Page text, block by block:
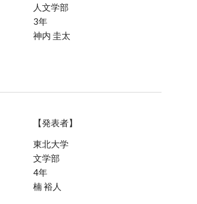
人文学部
3年
神内 圭太
【発表者】
東北大学
文学部
4年
楠 裕人